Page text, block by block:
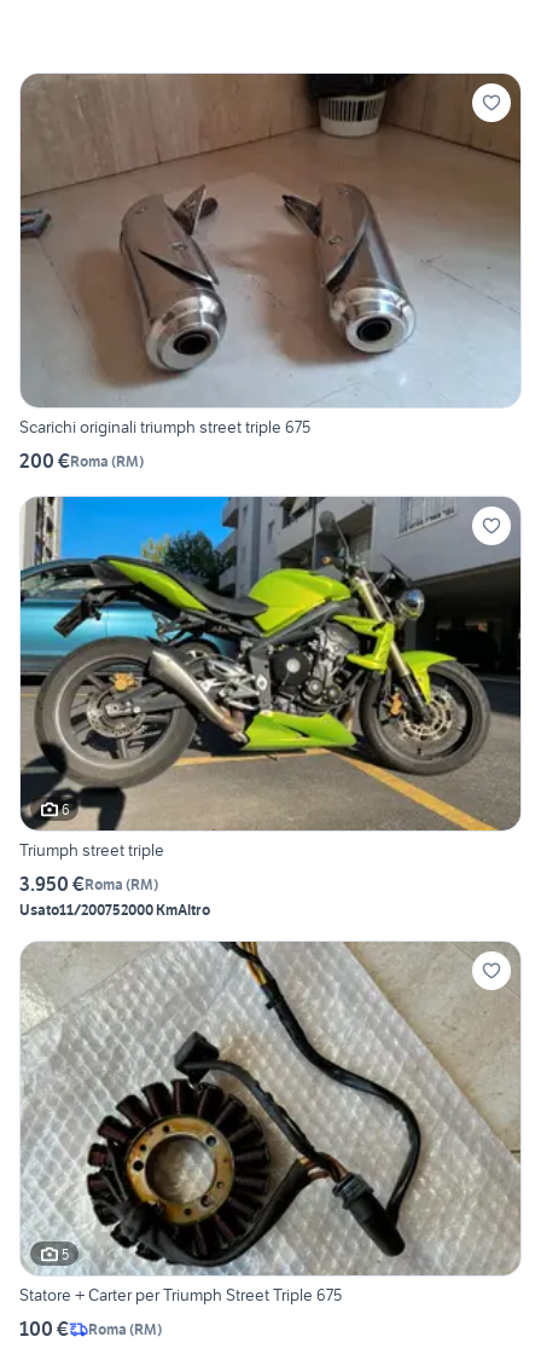
Scarichi originali triumph street triple 675
200 €Roma (RM)
6
Triumph street triple
3.950 €Roma (RM)
Usato11/200752000 KmAltro
5
Statore + Carter per Triumph Street Triple 675
100 € Roma (RM)